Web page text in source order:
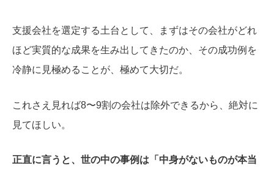
支援会社を選定する土台として、まずはその会社がどれ
ほど実質的な成果を生み出してきたのか、その成功例を
冷静に見極めることが、極めて大切だ。
これさえ見れば8〜9割の会社は除外できるから、絶対に
見てほしい。
正直に言うと、世の中の事例は「中身がないものが本当